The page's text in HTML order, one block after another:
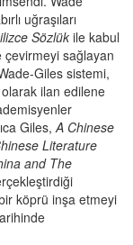
uğraşıları
Sözlük ile kabul
çevirmeyi sağlayan
Giles sistemi,
olarak ilan edilene
Giles, A Chinese
Literature
and The
köprü inşa etmeyi